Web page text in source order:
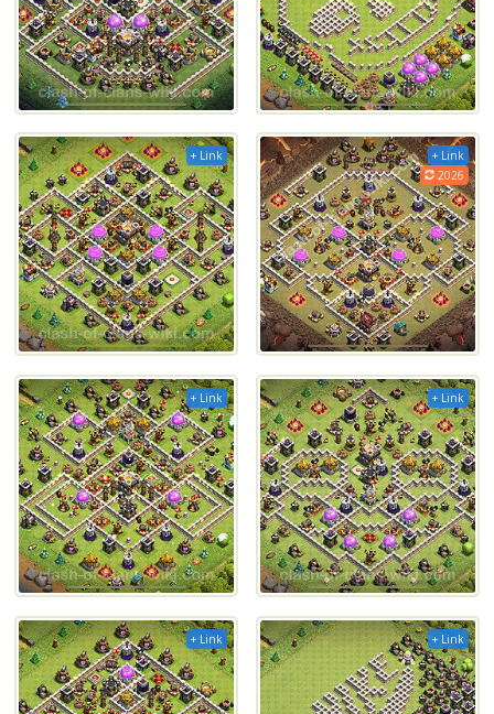
+ Link
+ Link
2026
+ Link + Link
+ Link + Link